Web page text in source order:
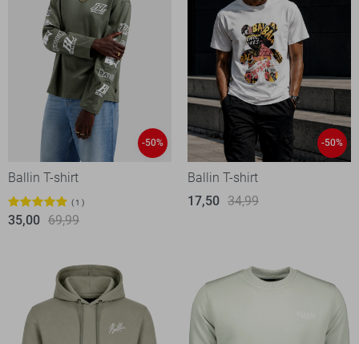
-50%
Ballin T-shirt
1
35,00 69,99
-50%
Ballin T-shirt
17,50 34,99